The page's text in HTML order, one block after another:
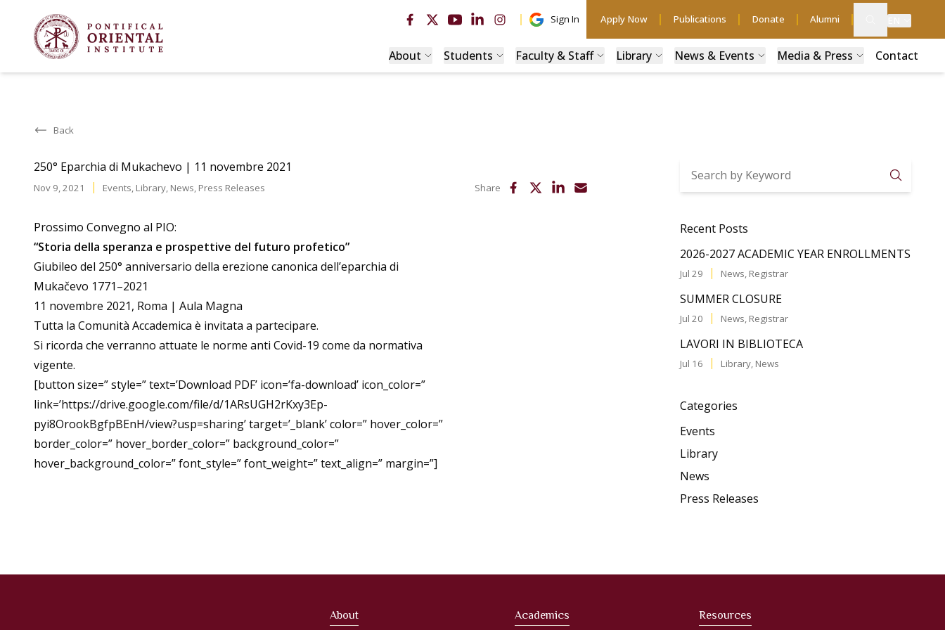
Sign In Apply Now Publications Donate Alumni
About Students Faculty & Staff Library News & Events Media & Press Contact
Back
250° Eparchia di Mukachevo | 11 novembre 2021
Nov 9, 2021 Events, Library, News, Press Releases Share
Prossimo Convegno al PIO:
“Storia della speranza e prospettive del futuro profetico”
Giubileo del 250° anniversario della erezione canonica dell’eparchia di
Mukačevo 1771–2021
11 novembre 2021, Roma | Aula Magna
Tutta la Comunità Accademica è invitata a partecipare.
Si ricorda che verranno attuate le norme anti Covid-19 come da normativa
vigente.
[button size=” style=” text=’Download PDF’ icon=’fa-download’ icon_color=”
link=’https://drive.google.com/file/d/1ARsUGH2rKxy3Ep-
pyi8OrookBgfpBEnH/view?usp=sharing’ target=’_blank’ color=” hover_color=”
border_color=” hover_border_color=” background_color=”
hover_background_color=” font_style=” font_weight=” text_align=” margin=”]
Recent Posts
2026-2027 ACADEMIC YEAR ENROLLMENTS
Jul 29 News, Registrar
SUMMER CLOSURE
Jul 20 News, Registrar
LAVORI IN BIBLIOTECA
Jul 16 Library, News
Categories
Events
Library
News
Press Releases
About Academics Resources